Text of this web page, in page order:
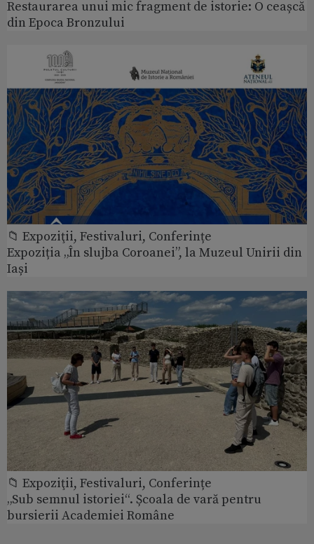
Restaurarea unui mic fragment de istorie: O ceașcă
din Epoca Bronzului
📁 Expoziţii, Festivaluri, Conferințe
Expoziția „În slujba Coroanei”, la Muzeul Unirii din
Iași
📁 Expoziţii, Festivaluri, Conferințe
„Sub semnul istoriei“. Școala de vară pentru
bursierii Academiei Române